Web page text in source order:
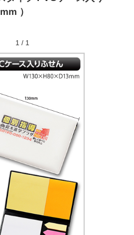
1 / 1